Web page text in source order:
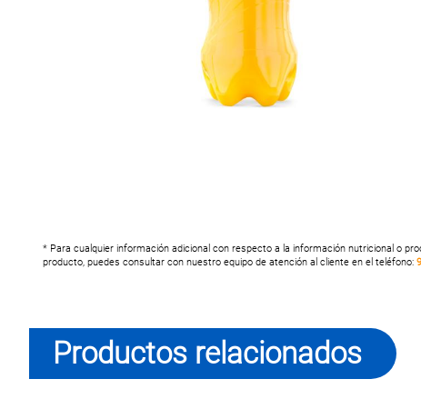
* Para cualquier información adicional con respecto a la información nutricional o
producto, puedes consultar con nuestro equipo de atención al cliente en el teléfono:
Productos relacionados